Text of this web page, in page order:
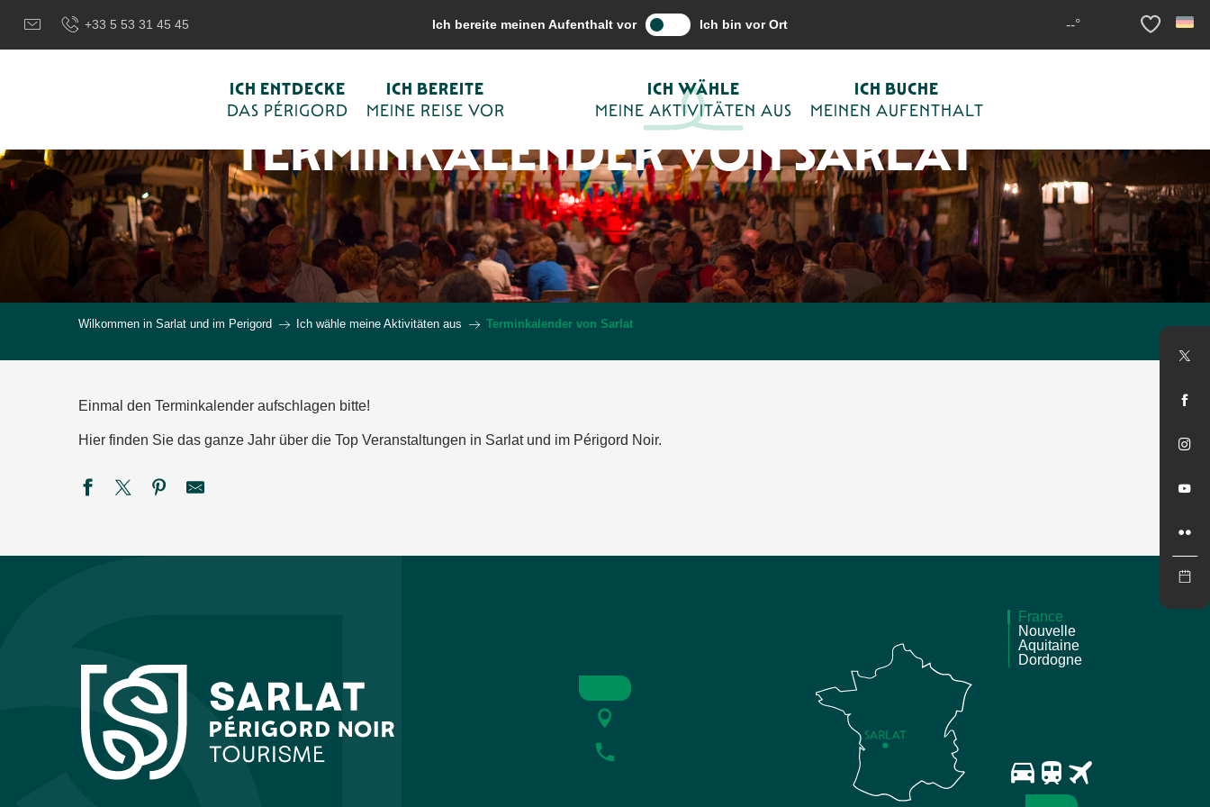
contenu
+33 5 53 31 45 45 Ich bereite meinen Aufenthalt vor Ich bin vor Ort
--°
Voir les
ICH ENTDECKE
DAS PÉRIGORD
ICH BEREITE
MEINE REISE VOR
ICH WÄHLE
MEINE AKTIVITÄTEN AUS
ICH BUCHE
MEINEN AUFENTHALT
TERMINKALENDER VON SARLAT
Wilkommen in Sarlat und im Perigord Ich wähle meine Aktivitäten aus Terminkalender von Sarlat
Einmal den Terminkalender aufschlagen bitte!
Hier finden Sie das ganze Jahr über die Top Veranstaltungen in Sarlat und im Périgord Noir.
Été actif - Golf'O - COMPLET
Festival de théâtre baroque L'Oghmac - La Grande Vadrouille
Eté actif 2026 : Pack raft
Les nocturnes au Bournat
Marché gourmand nocturne à Saint-Léon-sur-Vézère
Été actif : Spéléologie
Les soirées étoilées au Château de Losse
France
Nouvelle
Aquitaine
Dordogne